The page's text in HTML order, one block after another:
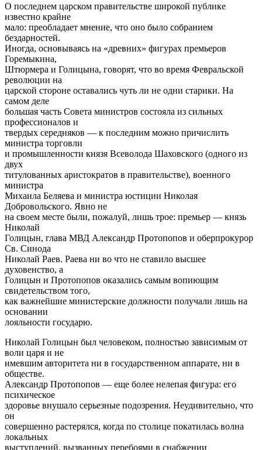
О последнем царском правительстве широкой публике
известно крайне
мало: преобладает мнение, что оно было собранием
бездарностей.
Иногда, основываясь на «древних» фигурах премьеров
Горемыкина,
Штюрмера и Голицына, говорят, что во время Февральской
революции на
царской стороне оставались чуть ли не одни старики. На
самом деле
большая часть Совета министров состояла из сильных
профессионалов и
твердых середняков — к последним можно причислить
министра торговли
и промышленности князя Всеволода Шаховского (одного из
двух
титулованных аристократов в правительстве), военного
министра
Михаила Беляева и министра юстиции Николая
Добровольского. Явно не
на своем месте были, пожалуй, лишь трое: премьер — князь
Николай
Голицын, глава МВД Александр Протопопов и оберпрокурор
Св. Синода
Николай Раев. Раева ни во что не ставило высшее
духовенство, а
Голицын и Протопопов оказались самым вопиющим
свидетельством того,
как важнейшие министерские должности получали лишь на
основании
лояльности государю.
Николай Голицын был человеком, полностью зависимым от
воли царя и не
имевшим авторитета ни в государственном аппарате, ни в
обществе.
Александр Протопопов — еще более нелепая фигура: его
психическое
здоровье внушало серьезные подозрения. Неудивительно, что
он
совершенно растерялся, когда по столице покатилась волна
локальных
выступлений, вызванных перебоями в снабжении